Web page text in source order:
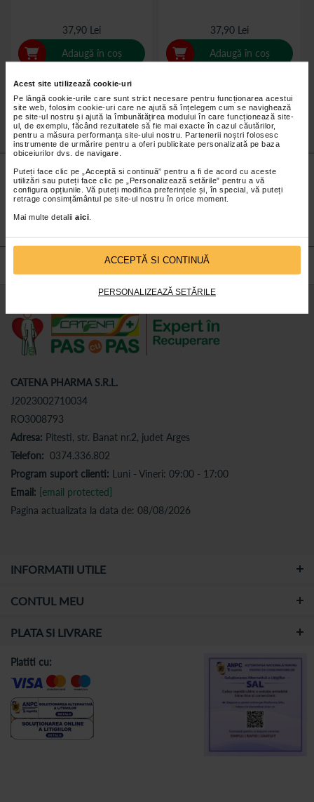
Acest site utilizează cookie-uri
Pe lângă cookie-urile care sunt strict necesare pentru funcționarea acestui
site web, folosim cookie-uri care ne ajută să înțelegem cum se navighează
pe site-ul nostru și ajută la îmbunătățirea modului în care funcționează site-
ul, de exemplu, făcând rezultatele să fie mai exacte în cazul căutărilor,
pentru a măsura performanța site-ului nostru. Partenerii noștri folosesc
instrumente de urmărire pentru a oferi publicitate personalizată pe baza
obiceiurilor dvs. de navigare.
Puteți face clic pe „Acceptă si continuă” pentru a fi de acord cu aceste
utilizări sau puteți face clic pe „Personalizează setările” pentru a vă
configura opțiunile. Vă puteți modifica preferințele și, în special, vă puteți
retrage consimțământul pe site-ul nostru în orice moment.
Mai multe detalii aici
ACCEPTĂ SI CONTINUĂ
PERSONALIZEAZĂ SETĂRILE
37,90 Lei
Adaugă în coș
37,90 Lei
Adaugă în coș
Nu lăsa niciunpreț micneobservat.
Abonează-tela newsletter-ul nostru!
CATENA PHARMA S.R.L.
J2023002710034
RO3008793
Adresa: Pitesti, str. Banat nr.2, judet Arges
Telefon: 0374.336.802
Program suport clienti: Luni - Vineri: 09:00 - 17:00
Email: [email protected]
Pagina actualizata la data de: 08/08/2026
INFORMATII UTILE
CONTUL MEU
PLATA SI LIVRARE
Platiti cu: